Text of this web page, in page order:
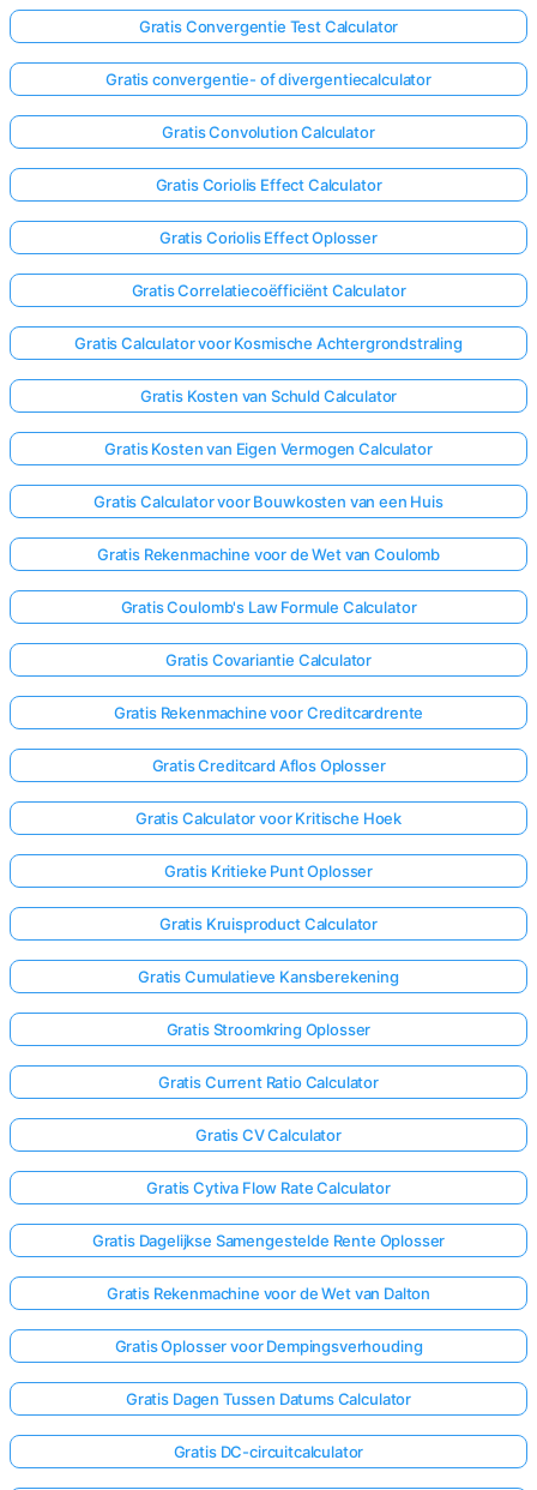
Gratis Convergentie Test Calculator
Gratis convergentie- of divergentiecalculator
Gratis Convolution Calculator
Gratis Coriolis Effect Calculator
Gratis Coriolis Effect Oplosser
Gratis Correlatiecoëfficiënt Calculator
Gratis Calculator voor Kosmische Achtergrondstraling
Gratis Kosten van Schuld Calculator
Gratis Kosten van Eigen Vermogen Calculator
Gratis Calculator voor Bouwkosten van een Huis
Gratis Rekenmachine voor de Wet van Coulomb
Gratis Coulomb's Law Formule Calculator
Gratis Covariantie Calculator
Gratis Rekenmachine voor Creditcardrente
Gratis Creditcard Aflos Oplosser
Gratis Calculator voor Kritische Hoek
Gratis Kritieke Punt Oplosser
Gratis Kruisproduct Calculator
Gratis Cumulatieve Kansberekening
Gratis Stroomkring Oplosser
Gratis Current Ratio Calculator
Gratis CV Calculator
Gratis Cytiva Flow Rate Calculator
Gratis Dagelijkse Samengestelde Rente Oplosser
Gratis Rekenmachine voor de Wet van Dalton
Gratis Oplosser voor Dempingsverhouding
Gratis Dagen Tussen Datums Calculator
Gratis DC-circuitcalculator